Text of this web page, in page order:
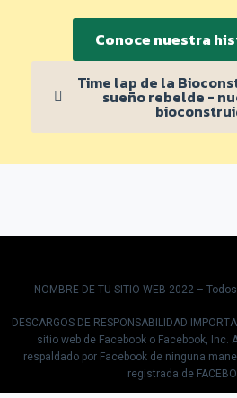
Conoce nuestra
Time lap de la
sueño rebelde -
NOMBRE DE TU SITIO WEB 2022 –
DESCARGOS DE RESPONSABILIDAD
sitio web de Facebook o Facebook,
respaldado por Facebook de ninguna
registrada de